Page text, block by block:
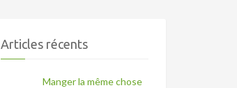
Articles récents
Manger la même chose